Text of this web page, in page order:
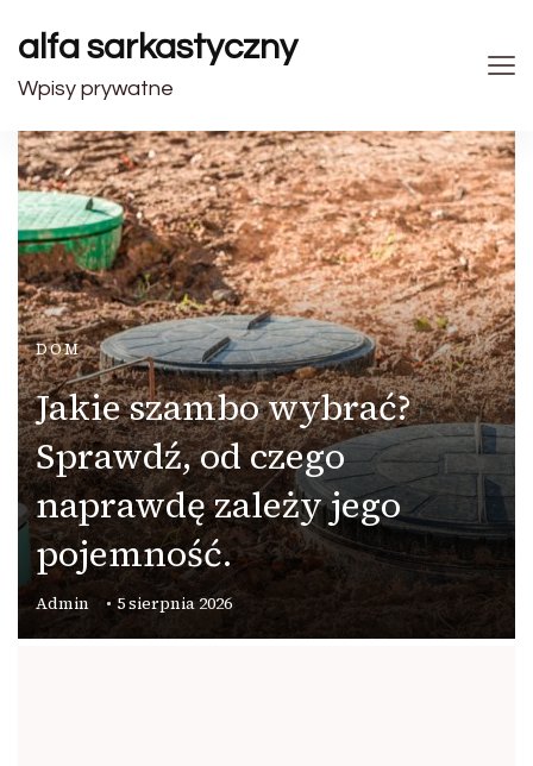
alfa sarkastyczny
Wpisy prywatne
DOM
Jakie szambo wybrać?
Sprawdź, od czego
naprawdę zależy jego
pojemność.
Admin 5 sierpnia 2026